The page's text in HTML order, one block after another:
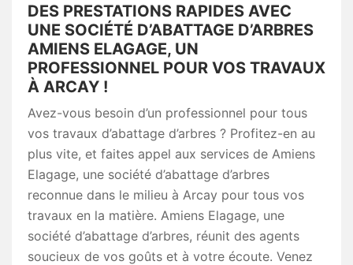
DES PRESTATIONS RAPIDES AVEC
UNE SOCIÉTÉ D’ABATTAGE D’ARBRES
AMIENS ELAGAGE, UN
PROFESSIONNEL POUR VOS TRAVAUX
À ARCAY !
Avez-vous besoin d’un professionnel pour tous
vos travaux d’abattage d’arbres ? Profitez-en au
plus vite, et faites appel aux services de Amiens
Elagage, une société d’abattage d’arbres
reconnue dans le milieu à Arcay pour tous vos
travaux en la matière. Amiens Elagage, une
société d’abattage d’arbres, réunit des agents
soucieux de vos goûts et à votre écoute. Venez